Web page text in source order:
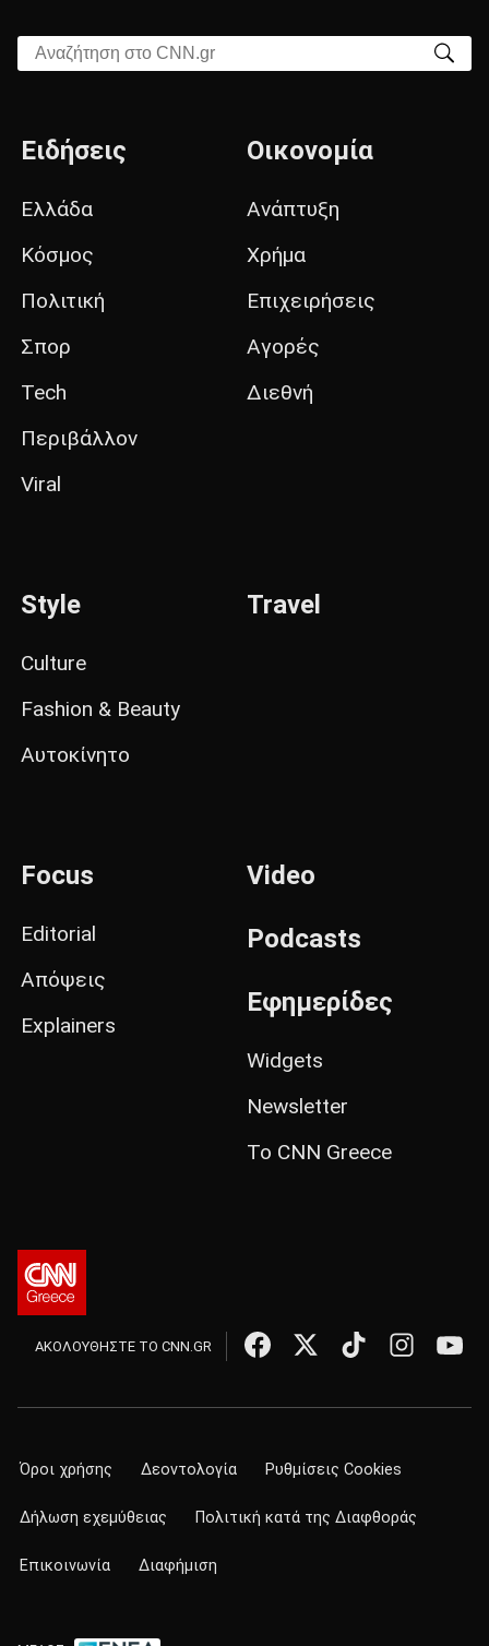
Αναζήτηση στο CNN.gr
Ειδήσεις
Ελλάδα
Κόσμος
Πολιτική
Σπορ
Tech
Περιβάλλον
Viral
Οικονομία
Ανάπτυξη
Χρήμα
Επιχειρήσεις
Αγορές
Διεθνή
Style
Culture
Fashion & Beauty
Αυτοκίνητο
Travel
Focus
Editorial
Απόψεις
Explainers
Video
Podcasts
Εφημερίδες
Widgets
Newsletter
Το CNN Greece
ΑΚΟΛΟΥΘΗΣΤΕ ΤΟ CNN.GR
Όροι χρήσης Δεοντολογία Ρυθμίσεις Cookies
Δήλωση εχεμύθειας Πολιτική κατά της Διαφθοράς
Επικοινωνία Διαφήμιση